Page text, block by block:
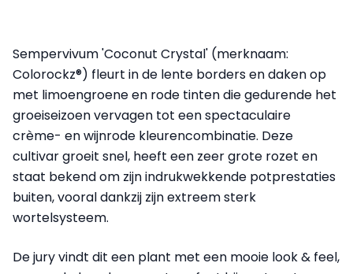
Sempervivum 'Coconut Crystal' (merknaam:
Colorockz®) fleurt in de lente borders en daken op
met limoengroene en rode tinten die gedurende het
groeiseizoen vervagen tot een spectaculaire
crème- en wijnrode kleurencombinatie. Deze
cultivar groeit snel, heeft een zeer grote rozet en
staat bekend om zijn indrukwekkende potprestaties
buiten, vooral dankzij zijn extreem sterk
wortelsysteem.
De jury vindt dit een plant met een mooie look & feel,